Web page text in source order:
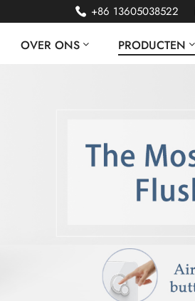
+86 13605038522
OVER ONS PRODUCTEN